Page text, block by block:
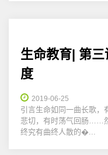
生命教育| 第
度
2019-06-25
引言生命如同一曲长歌，
悲切，有时荡气回肠……
终究有曲终人散的�...